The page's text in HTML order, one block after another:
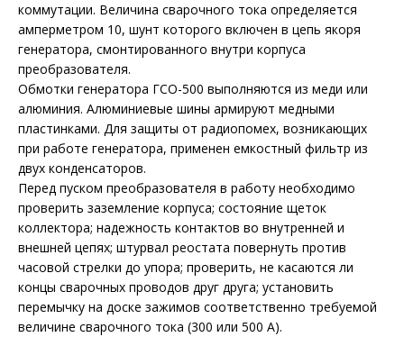
коммутации. Величина сварочного тока определяется
амперметром 10, шунт которого включен в цепь якоря
генератора, смонтированного внутри корпуса
преобразователя.
Обмотки генератора ГСО-500 выполняются из меди или
алюминия. Алюминиевые шины армируют медными
пластинками. Для защиты от радиопомех, возникающих
при работе генератора, применен емкостный фильтр из
двух конденсаторов.
Перед пуском преобразователя в работу необходимо
проверить заземление корпуса; состояние щеток
коллектора; надежность контактов во внутренней и
внешней цепях; штурвал реостата повернуть против
часовой стрелки до упора; проверить, не касаются ли
концы сварочных проводов друг друга; установить
перемычку на доске зажимов соответственно требуемой
величине сварочного тока (300 или 500 А).